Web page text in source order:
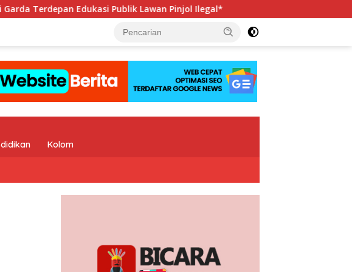
Publik Lawan Pinjol Ilegal* Hadapi Porwanas 2027, Pengurus PWI Jaya
Kolom